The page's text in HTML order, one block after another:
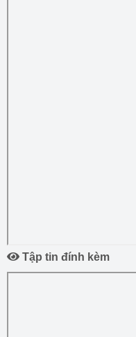
Tập tin đính kèm